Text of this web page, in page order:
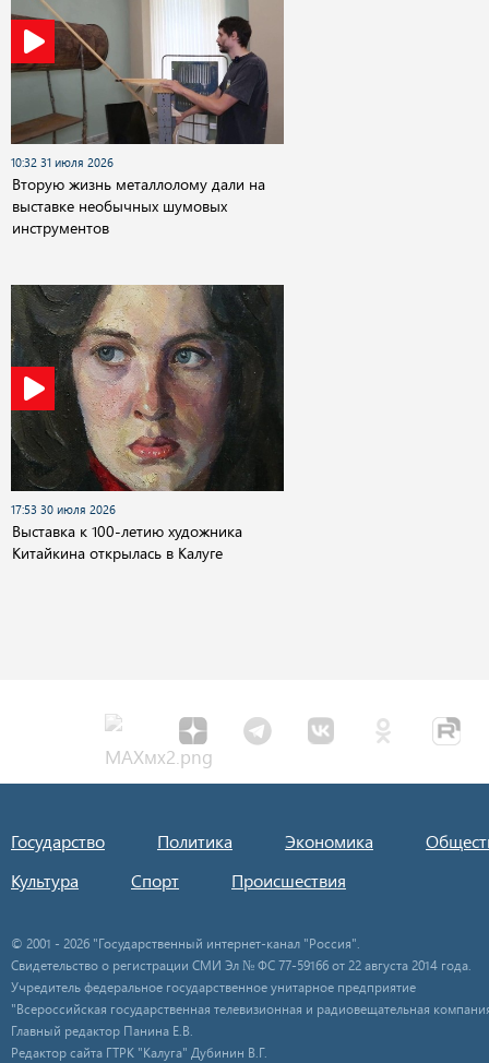
10:32 31 июля 2026
Вторую жизнь металлолому дали на
выставке необычных шумовых
инструментов
17:53 30 июля 2026
Выставка к 100-летию художника
Китайкина открылась в Калуге
Государство Политика Экономика
Культура
Спорт Происшествия
© 2001 - 2026 "Государственный интернет-канал "Россия".
Свидетельство о регистрации СМИ Эл № ФС 77-59166 от 22 августа 2014 года.
Учредитель федеральное государственное унитарное предприятие
"Всероссийская государственная телевизионная и радиовещательная
Главный редактор Панина Е.В.
Редактор сайта ГТРК "Калуга" Дубинин В.Г.